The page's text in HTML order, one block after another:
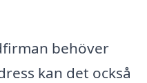
behöver
kan det också